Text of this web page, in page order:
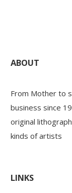
ABOUT
From Mother to
business since
original
kinds of artists
LINKS